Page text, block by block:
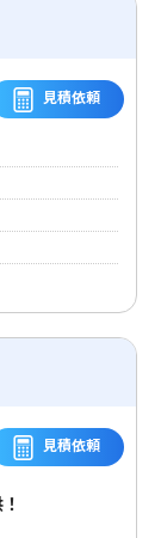
見積依頼
見積依頼